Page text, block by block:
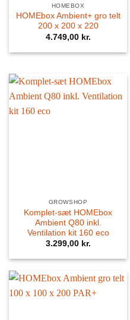
HOMEBOX
HOMEbox Ambient+ gro telt
200 x 200 x 220
4.749,00 kr.
GROWSHOP
Komplet-sæt HOMEbox
Ambient Q80 inkl.
Ventilation kit 160 eco
3.299,00 kr.